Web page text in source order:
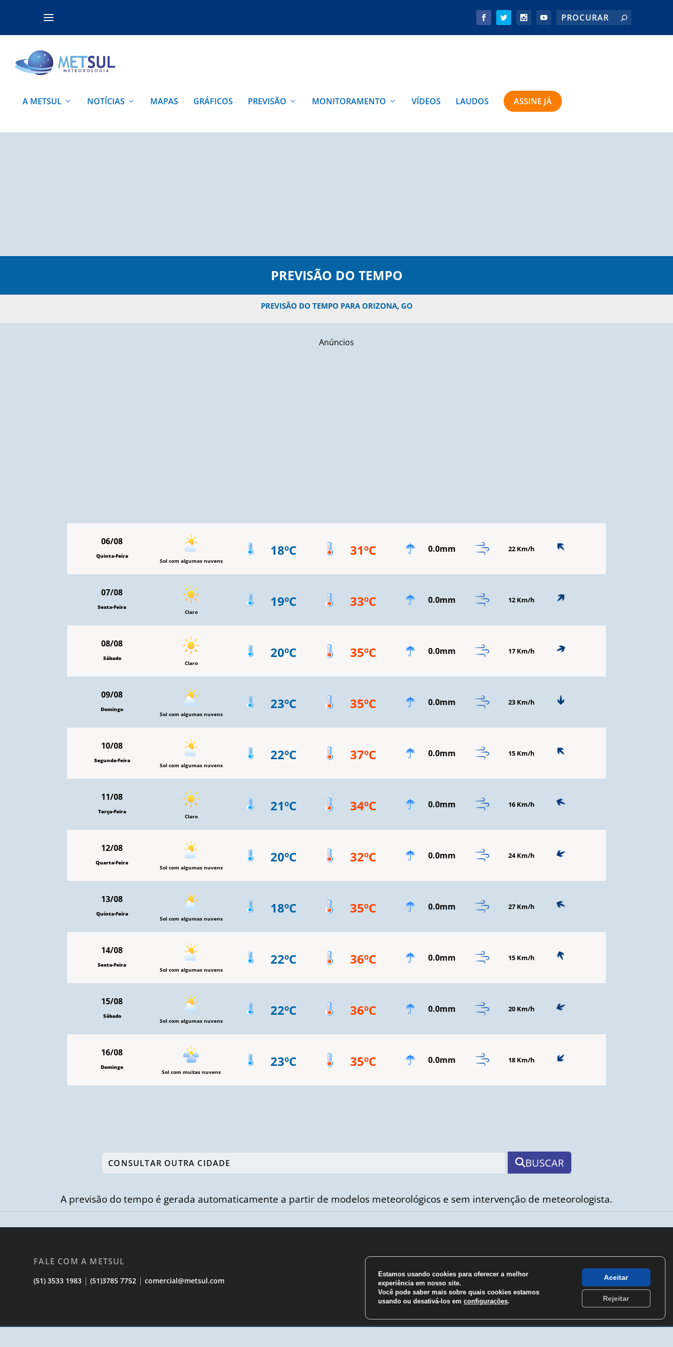
A METSUL NOTÍCIAS MAPAS GRÁFICOS PREVISÃO MONITORAMENTO VÍDEOS LAUDOS ASSINE JÁ
PREVISÃO DO TEMPO
PREVISÃO DO TEMPO PARA ORIZONA, GO
Anúncios
06/08
Quinta-Feira
Sol com algumas nuvens
18ºC 31ºC 0.0mm 22 Km/h
07/08
Sexta-Feira
Claro
19ºC 33ºC 0.0mm 12 Km/h
08/08
Sábado
Claro
20ºC 35ºC 0.0mm 17 Km/h
09/08
Domingo
Sol com algumas nuvens
23ºC 35ºC 0.0mm 23 Km/h
10/08
Segunda-Feira
Sol com algumas nuvens
22ºC 37ºC 0.0mm 15 Km/h
11/08
Terça-Feira
Claro
21ºC 34ºC 0.0mm 16 Km/h
12/08
Quarta-Feira
Sol com algumas nuvens
20ºC 32ºC 0.0mm 24 Km/h
13/08
Quinta-Feira
Sol com algumas nuvens
18ºC 35ºC 0.0mm 27 Km/h
14/08
Sexta-Feira
Sol com algumas nuvens
22ºC 36ºC 0.0mm 15 Km/h
15/08
Sábado
Sol com algumas nuvens
22ºC 36ºC 0.0mm 20 Km/h
16/08
Domingo
Sol com muitas nuvens
23ºC 35ºC 0.0mm 18 Km/h
BUSCAR
A previsão do tempo é gerada automaticamente a partir de modelos meteorológicos e sem intervenção de meteorologista.
FALE COM A METSUL
(51) 3533 1983 |(51)3785 7752 |comercial@metsul.com
Estamos usando cookies para oferecer a melhor
experiência em nosso site.
Você pode saber mais sobre quais cookies estamos
usando ou desativá-los em configurações.
Aceitar
Rejeitar